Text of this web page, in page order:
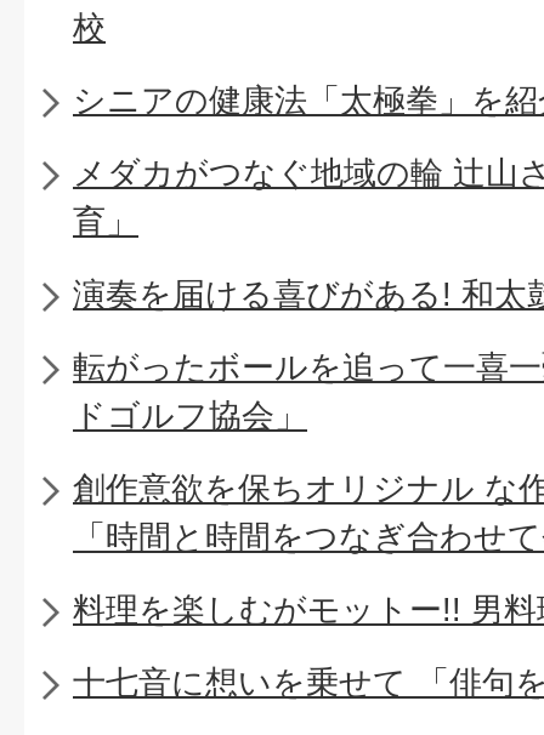
校
シニアの健康法「太極拳」を
メダカがつなぐ地域の輪 辻山
育」
演奏を届ける喜びがある! 和太
転がったボールを追って一喜
ドゴルフ協会」
創作意欲を保ちオリジナル な
「時間と時間をつなぎ合わせ
料理を楽しむがモットー!! 男
十七音に想いを乗せて 「俳句